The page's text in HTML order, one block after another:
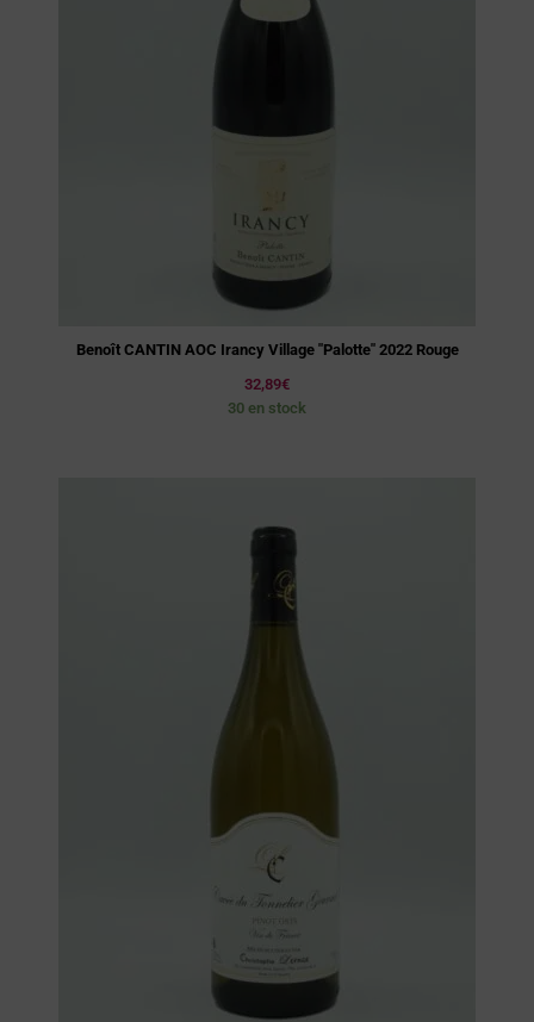
Benoît CANTIN AOC Irancy Village "Palotte" 2022 Rouge
32,89€
30 en stock